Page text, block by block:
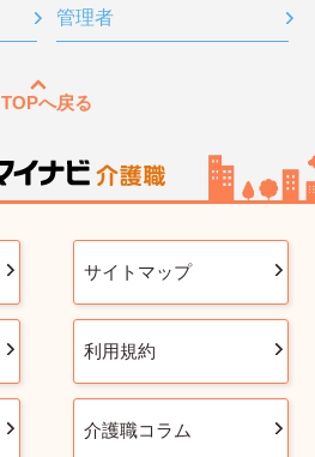
管理者
TOPへ戻る
サイトマップ
利用規約
介護職コラム